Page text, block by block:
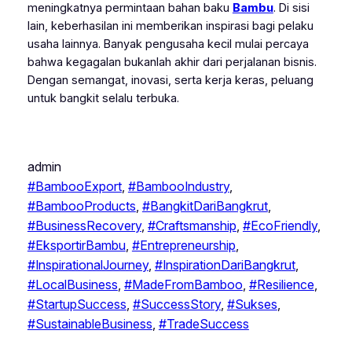
meningkatnya permintaan bahan baku Bambu. Di sisi
lain, keberhasilan ini memberikan inspirasi bagi pelaku
usaha lainnya. Banyak pengusaha kecil mulai percaya
bahwa kegagalan bukanlah akhir dari perjalanan bisnis.
Dengan semangat, inovasi, serta kerja keras, peluang
untuk bangkit selalu terbuka.
admin
#BambooExport, #BambooIndustry
#BambooProducts, #BangkitDariBangkrut
#BusinessRecovery, #Craftsmanship, #EcoFriendly
#EksportirBambu, #Entrepreneurship
#InspirationalJourney, #InspirationDariBangkrut
#LocalBusiness, #MadeFromBamboo, #Resilience
#StartupSuccess, #SuccessStory, #Sukses
#SustainableBusiness, #TradeSuccess